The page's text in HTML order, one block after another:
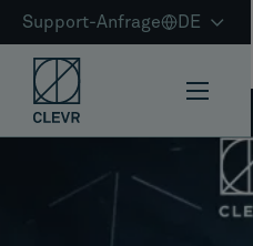
Support-Anfrage DE